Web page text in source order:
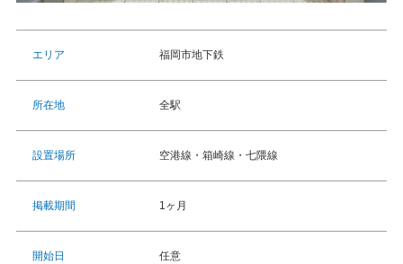
エリア 福岡市地下鉄
所在地 全駅
設置場所 空港線・箱崎線・七隈線
掲載期間 1ヶ月
開始日 任意